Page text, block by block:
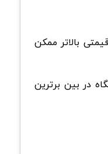
بالاتر ممکن
در بین برترین